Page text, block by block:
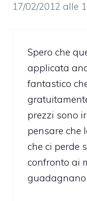
17/02/2012 alle
Spero che
applicata
fantastico
prezzi sono
pensare che
che ci perde
confronto ai
guadagnano